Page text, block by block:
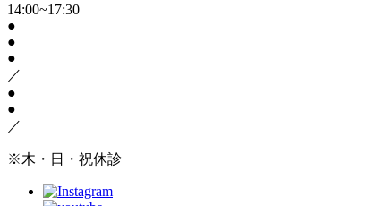
14:00~17:30
●
●
●
／
●
●
／
※木・日・祝休診